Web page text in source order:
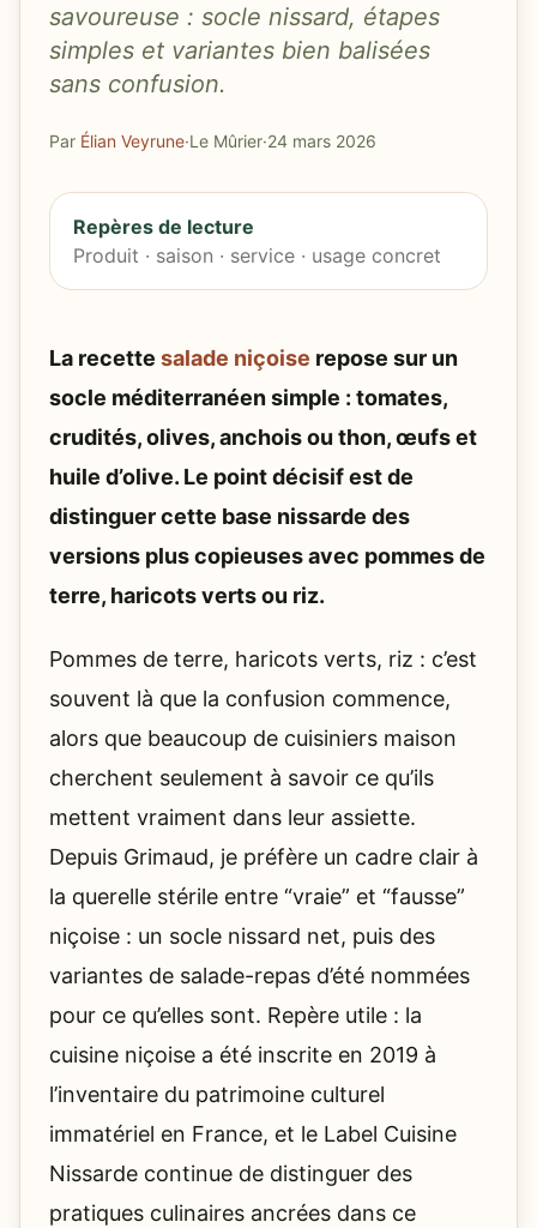
savoureuse : socle nissard, étapes
simples et variantes bien balisées
sans confusion.
Par Élian Veyrune·Le Mûrier·24 mars 2026
Repères de lecture
Produit · saison · service · usage concret
La recette salade niçoise repose sur un
socle méditerranéen simple : tomates,
crudités, olives, anchois ou thon, œufs et
huile d’olive. Le point décisif est de
distinguer cette base nissarde des
versions plus copieuses avec pommes de
terre, haricots verts ou riz.
Pommes de terre, haricots verts, riz : c’est
souvent là que la confusion commence,
alors que beaucoup de cuisiniers maison
cherchent seulement à savoir ce qu’ils
mettent vraiment dans leur assiette.
Depuis Grimaud, je préfère un cadre clair à
la querelle stérile entre “vraie” et “fausse”
niçoise : un socle nissard net, puis des
variantes de salade-repas d’été nommées
pour ce qu’elles sont. Repère utile : la
cuisine niçoise a été inscrite en 2019 à
l’inventaire du patrimoine culturel
immatériel en France, et le Label Cuisine
Nissarde continue de distinguer des
pratiques culinaires ancrées dans ce